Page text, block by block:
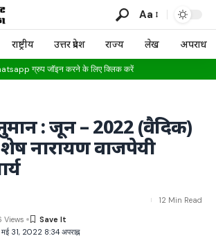
Aa
राष्ट्रीय उत्तर प्रदेश राज्य लेख अपराध
ग्रुप जॉइन करने के लिए क्लिक करें
: जून – 2022 (वैदिक)
नारायण वाजपेयी
31, 2022 8:34 अपराह्न
Views
12 Min Read